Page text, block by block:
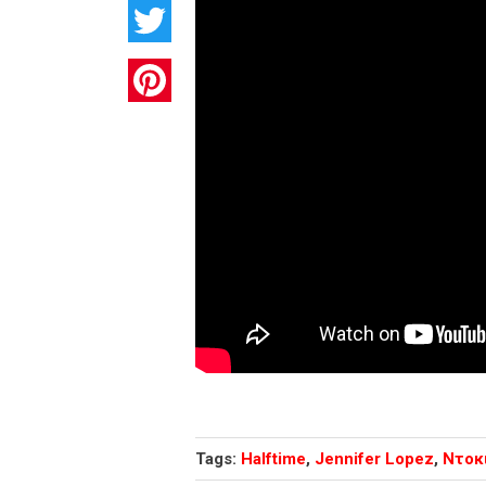
Tags: Halftime, Jennifer Lopez,